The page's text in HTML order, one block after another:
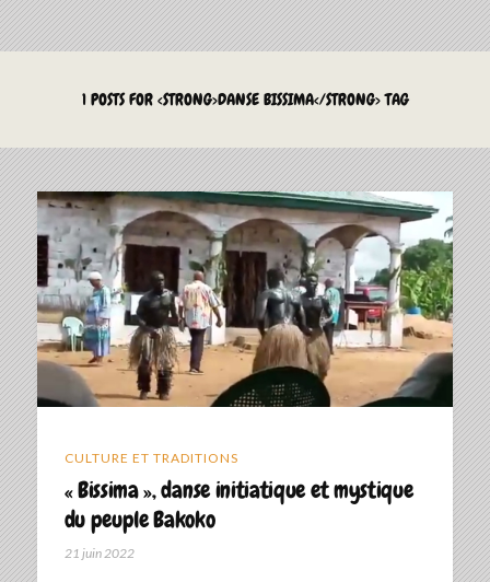
LE TAMTAM DU MBOA
La Culture du Mboa Dévoilée !
1 POSTS FOR <STRONG>DANSE BISSIMA</STRONG> TAG
CULTURE ET TRADITIONS
« Bissima », danse initiatique et mystique
du peuple Bakoko
21 juin 2022